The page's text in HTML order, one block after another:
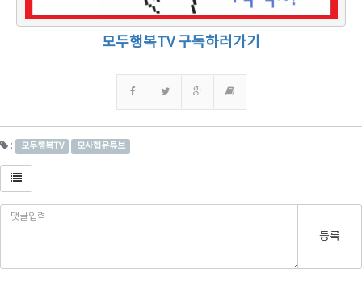
모두행복TV 구독하러가기
: 모두행복TV 모사협유튜브
등록